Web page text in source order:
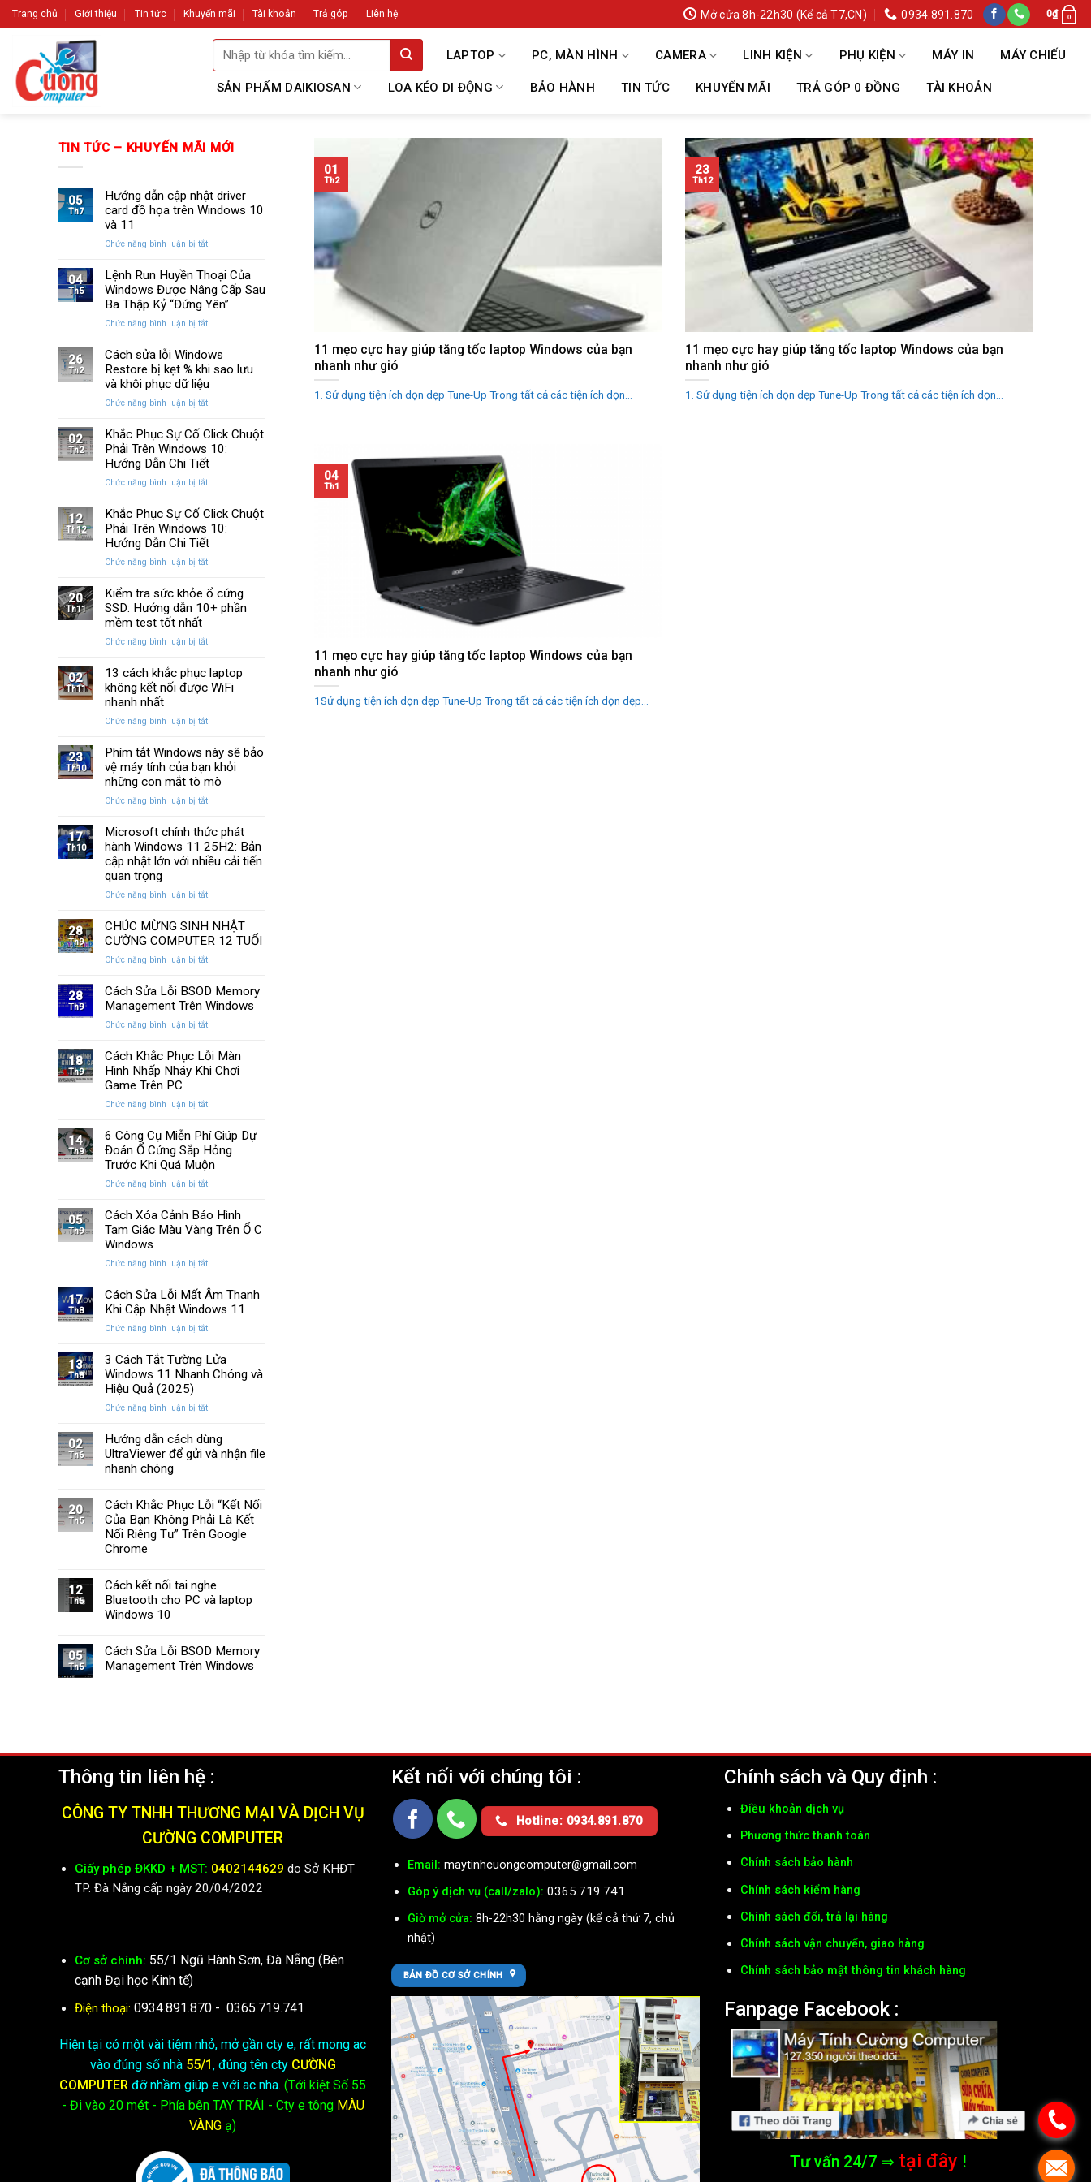
Skip
to
Trang chủ Giới thiệu Tin tức Khuyến mãi Tài khoản Trả góp Liên hệ Mở cửa 8h-22h30 (Kể cả T7,CN) 0934.891.870 0₫ 0
Tìm
kiếm:
LAPTOP PC, MÀN HÌNH CAMERA LINH KIỆN PHỤ KIỆN MÁY IN MÁY CHIẾU
SẢN PHẨM DAIKIOSAN LOA KÉO DI ĐỘNG BẢO HÀNH TIN TỨC KHUYẾN MÃI TRẢ GÓP 0 ĐỒNG TÀI KHOẢN
TIN TỨC – KHUYẾN MÃI MỚI
05
Th7
Hướng dẫn cập nhật driver
card đồ họa trên Windows 10
và 11
Chức năng bình luận bị tắtở
dẫn
cập
nhật
card
họa
trên
Windows
và
04
Th5
Lệnh Run Huyền Thoại Của
Windows Được Nâng Cấp Sau
Ba Thập Kỷ “Đứng Yên”
Chức năng bình luận bị tắtở
Run
Huyền
Windows
Nâng
Cấp
Sau
Thập
“Đứng
Yên”
26
Th2
Cách sửa lỗi Windows
Restore bị kẹt % khi sao lưu
và khôi phục dữ liệu
Chức năng bình luận bị tắtở
sửa
lỗi
Windows
bị
%
khi
sao
và
phục
dữ
02
Th2
Khắc Phục Sự Cố Click Chuột
Phải Trên Windows 10:
Hướng Dẫn Chi Tiết
Chức năng bình luận bị tắtở
Phục
Sự
Cố
Chuột
Trên
Windows
Dẫn
Tiết
12
Th12
Khắc Phục Sự Cố Click Chuột
Phải Trên Windows 10:
Hướng Dẫn Chi Tiết
Chức năng bình luận bị tắtở
Phục
Sự
Chuột
Trên
Windows
Dẫn
Tiết
20
Th11
Kiểm tra sức khỏe ổ cứng
SSD: Hướng dẫn 10+ phần
mềm test tốt nhất
Chức năng bình luận bị tắtở
tra
sức
cứng
Hướng
dẫn
10+
mềm
tốt
nhất
02
Th11
13 cách khắc phục laptop
không kết nối được WiFi
nhanh nhất
Chức năng bình luận bị tắtở
cách
khắc
phục
không
nối
được
WiFi
23
Th10
Phím tắt Windows này sẽ bảo
vệ máy tính của bạn khỏi
những con mắt tò mò
Chức năng bình luận bị tắtở
tắt
Windows
này
sẽ
vệ
tính
của
khỏi
con
mắt
tò
17
Th10
Microsoft chính thức phát
hành Windows 11 25H2: Bản
cập nhật lớn với nhiều cải tiến
quan trọng
Chức năng bình luận bị tắtở
chính
thức
hành
11
25H2:
lớn
với
cải
quan
trọng
28
Th9
CHÚC MỪNG SINH NHẬT
CƯỜNG COMPUTER 12 TUỔI
Chức năng bình luận bị tắtở
MỪNG
SINH
CƯỜNG
12
TUỔI
28
Th9
Cách Sửa Lỗi BSOD Memory
Management Trên Windows
Chức năng bình luận bị tắtở
Sửa
Lỗi
Management
Windows
18
Th9
Cách Khắc Phục Lỗi Màn
Hình Nhấp Nháy Khi Chơi
Game Trên PC
Chức năng bình luận bị tắtở
Khắc
Phục
Hình
Nháy
Khi
Trên
14
Th9
6 Công Cụ Miễn Phí Giúp Dự
Đoán Ổ Cứng Sắp Hỏng
Trước Khi Quá Muộn
Chức năng bình luận bị tắtở
Công
Cụ
Miễn
Giúp
Đoán
Ổ
Trước
Khi
Muộn
05
Th9
Cách Xóa Cảnh Báo Hình
Tam Giác Màu Vàng Trên Ổ C
Windows
Chức năng bình luận bị tắtở
Xóa
Hình
Giác
Màu
Windows
17
Th8
Cách Sửa Lỗi Mất Âm Thanh
Khi Cập Nhật Windows 11
Chức năng bình luận bị tắtở
Sửa
Lỗi
Thanh
Cập
Nhật
13
Th8
3 Cách Tắt Tường Lửa
Windows 11 Nhanh Chóng và
Hiệu Quả (2025)
Chức năng bình luận bị tắtở
Cách
Tắt
11
Nhanh
Chóng
(2025)
02
Th6
Hướng dẫn cách dùng
UltraViewer để gửi và nhận file
nhanh chóng
20
Th5
Cách Khắc Phục Lỗi “Kết Nối
Của Bạn Không Phải Là Kết
Nối Riêng Tư” Trên Google
Chrome
12
Th5
Cách kết nối tai nghe
Bluetooth cho PC và laptop
Windows 10
05
Th5
Cách Sửa Lỗi BSOD Memory
Management Trên Windows
11 mẹo cực hay giúp tăng tốc laptop Windows của bạn
nhanh như gió
1. Sử dụng tiện ích dọn dẹp Tune-Up Trong tất cả các tiện ích dọn...
01
Th2
11 mẹo cực hay giúp tăng tốc laptop Windows của bạn
nhanh như gió
1. Sử dụng tiện ích dọn dẹp Tune-Up Trong tất cả các tiện ích dọn...
23
Th12
11 mẹo cực hay giúp tăng tốc laptop Windows của bạn
nhanh như gió
1Sử dụng tiện ích dọn dẹp Tune-Up Trong tất cả các tiện ích dọn dẹp...
04
Th1
Thông tin liên hệ :
CÔNG TY TNHH THƯƠNG MẠI VÀ DỊCH VỤ
CƯỜNG COMPUTER
Giấy phép ĐKKD + MST: 0402144629 do Sở KHĐT
TP. Đà Nẵng cấp ngày 20/04/2022
-----------------------------------
Cơ sở chính: 55/1 Ngũ Hành Sơn, Đà Nẵng (Bên
cạnh Đại học Kinh tế)
Điện thoại: 0934.891.870 - 0365.719.741
Hiện tại có một vài tiệm nhỏ, mở gần cty e, rất mong ac
vào đúng số nhà 55/1, đúng tên cty CƯỜNG
COMPUTER đỡ nhầm giúp e với ac nha. (Tới kiệt Số 55
- Đi vào 20 mét - Phía bên TAY TRÁI - Cty e tôngMÀU
VÀNG ạ)
Kết nối với chúng tôi :
Hotline: 0934.891.870
Email: maytinhcuongcomputer@gmail.com
Góp ý dịch vụ (call/zalo): 0365.719.741
Giờ mở cửa: 8h-22h30 hằng ngày (kể cả thứ 7, chủ
nhật)
BẢN ĐỒ CƠ SỞ CHÍNH
Chính sách và Quy định :
Điều khoản dịch vụ
Phương thức thanh toán
Chính sách bảo hành
Chính sách kiểm hàng
Chính sách đổi, trả lại hàng
Chính sách vận chuyển, giao hàng
Chính sách bảo mật thông tin khách hàng
Fanpage Facebook :
Tư vấn 24/7 ⇒ tại đây !